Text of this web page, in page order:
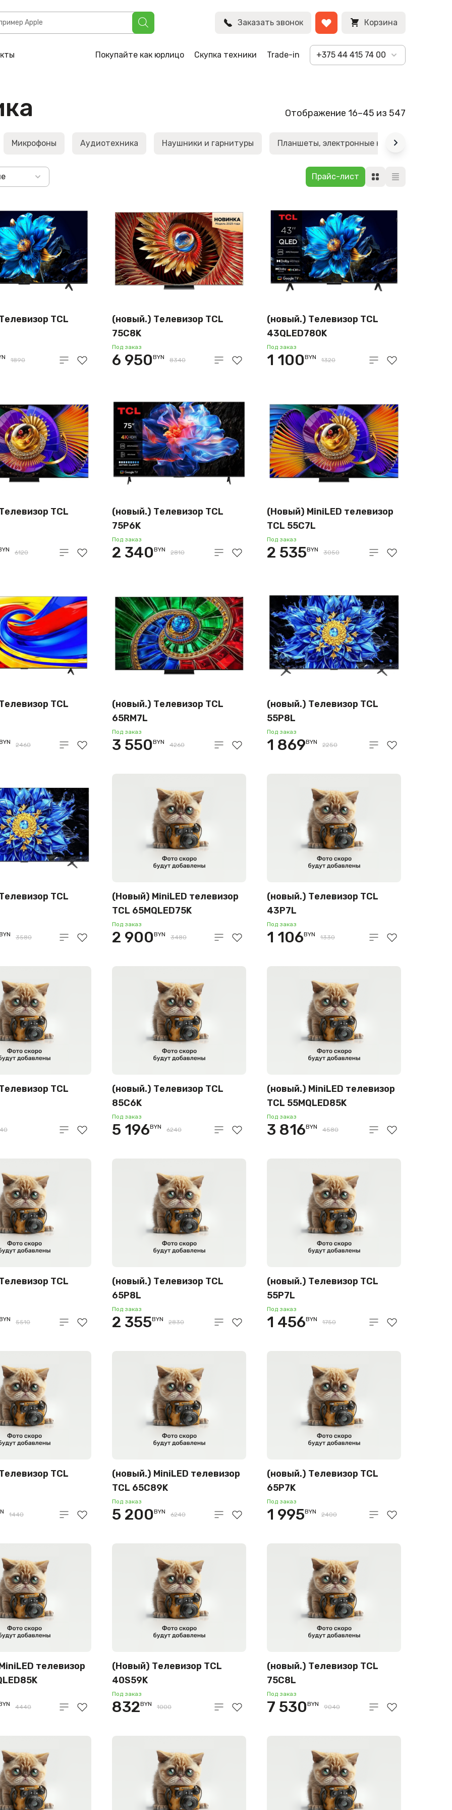
Заказать звонок Корзина
Покупайте как юрлицо Скупка техники Trade-in +375 44 415 74 00
Отображение 16–45 из 547
Микрофоны Аудиотехника Наушники и гарнитуры Планшеты, электронные книги
TCL
1890
(новый.) Телевизор TCL
75C8K
Под заказ
6 950BYN 8340
(новый.) Телевизор TCL
43QLED780K
Под заказ
1 100BYN 1320
TCL
6120
(новый.) Телевизор TCL
75P6K
Под заказ
2 340BYN 2810
(Новый) MiniLED телевизор
TCL 55C7L
Под заказ
2 535BYN 3050
TCL
2460
(новый.) Телевизор TCL
65RM7L
Под заказ
3 550BYN 4260
(новый.) Телевизор TCL
55P8L
Под заказ
1 869BYN 2250
TCL
3580
(Новый) MiniLED телевизор
TCL 65MQLED75K
Под заказ
2 900BYN 3480
(новый.) Телевизор TCL
43P7L
Под заказ
1 106BYN 1330
TCL
(новый.) Телевизор TCL
85C6K
Под заказ
5 196BYN 6240
(новый.) MiniLED телевизор
TCL 55MQLED85K
Под заказ
3 816BYN 4580
TCL
5510
(новый.) Телевизор TCL
65P8L
Под заказ
2 355BYN 2830
(новый.) Телевизор TCL
55P7L
Под заказ
1 456BYN 1750
TCL
1440
(новый.) MiniLED телевизор
TCL 65C89K
Под заказ
5 200BYN 6240
(новый.) Телевизор TCL
65P7K
Под заказ
1 995BYN 2400
телевизор
4440
(Новый) Телевизор TCL
40S59K
Под заказ
832BYN 1000
(новый.) Телевизор TCL
75C8L
Под заказ
7 530BYN 9040